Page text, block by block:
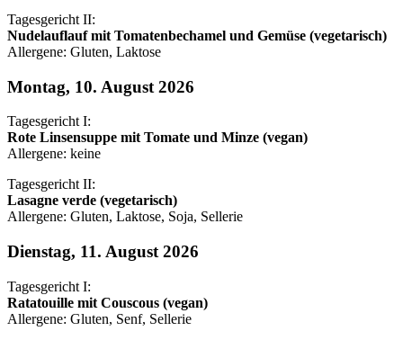
Tagesgericht II:
Nudelauflauf mit Tomatenbechamel und Gemüse (vegetarisch)
Allergene: Gluten, Laktose
Montag, 10. August 2026
Tagesgericht I:
Rote Linsensuppe mit Tomate und Minze (vegan)
Allergene: keine
Tagesgericht II:
Lasagne verde (vegetarisch)
Allergene: Gluten, Laktose, Soja, Sellerie
Dienstag, 11. August 2026
Tagesgericht I:
Ratatouille mit Couscous (vegan)
Allergene: Gluten, Senf, Sellerie